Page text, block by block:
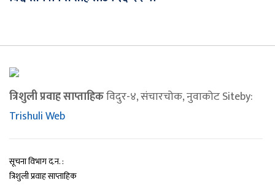
त्रिशुली प्रवाह साप्ताहिकविदुर-४, संचारचोक, नुवाकोट Siteby:
Trishuli Web
सूचना विभाग द.न. :
त्रिशुली प्रवाह साप्ताहिक